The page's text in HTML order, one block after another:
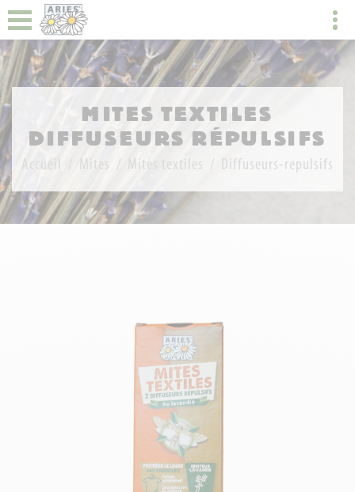
MITES TEXTILES
DIFFUSEURS RÉPULSIFS
Accueil Mites Mites textiles Diffuseurs-repulsifs